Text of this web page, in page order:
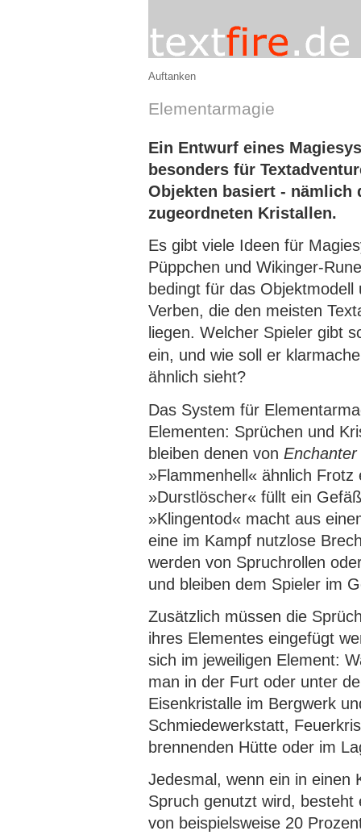
Auftanken
Elementarmagie
Ein Entwurf eines
besonders für
Objekten basiert - nämlich
zugeordneten Kristallen.
Es gibt viele Ideen für
Püppchen und Wikinger-
bedingt für das Objektmodell
Verben, die den meisten
liegen. Welcher Spieler gibt
ein, und wie soll er
ähnlich sieht?
Das System für
Elementen: Sprüchen und
bleiben denen von Enchanter
»Flammenhell« ähnlich Frotz
»Durstlöscher« füllt ein
»Klingentod« macht aus
eine im Kampf nutzlose
werden von Spruchrollen
und bleiben dem Spieler im
Zusätzlich müssen die
ihres Elementes eingefügt
sich im jeweiligen Element:
man in der Furt oder unter
Eisenkristalle im Bergwerk
Schmiedewerkstatt,
brennenden Hütte oder im
Jedesmal, wenn ein in einen
Spruch genutzt wird, besteht
von beispielsweise 20